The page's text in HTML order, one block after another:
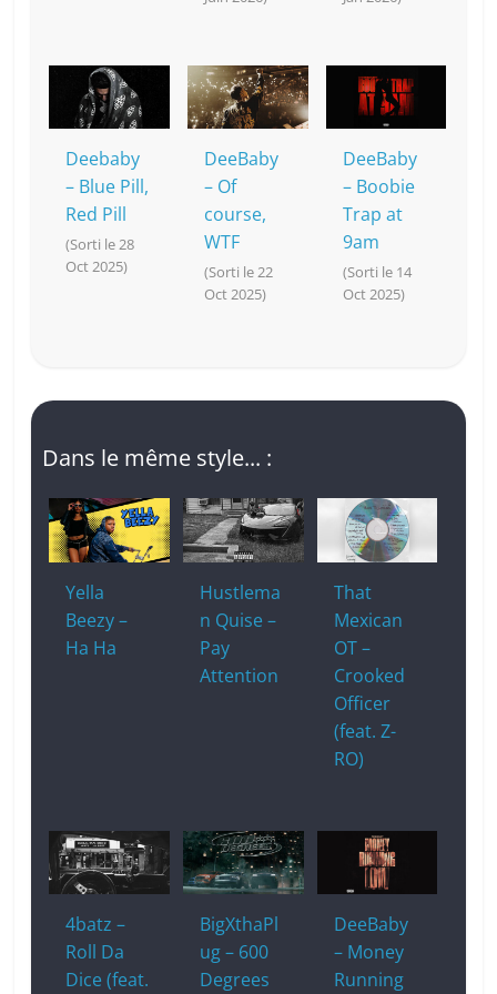
Deebaby
– Blue Pill,
Red Pill
(Sorti le 28
Oct 2025)
DeeBaby
– Of
course,
WTF
(Sorti le 22
Oct 2025)
DeeBaby
– Boobie
Trap at
9am
(Sorti le 14
Oct 2025)
Dans le même style... :
Yella
Beezy –
Ha Ha
Hustlema
n Quise –
Pay
Attention
That
Mexican
OT –
Crooked
Officer
(feat. Z-
RO)
4batz –
Roll Da
Dice (feat.
BigXthaPl
ug – 600
Degrees
DeeBaby
– Money
Running